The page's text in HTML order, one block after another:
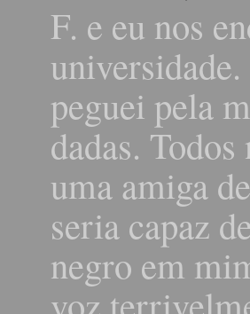
F. e eu nos
peguei pela
dadas.
uma amiga
seria capaz
negro em
voz